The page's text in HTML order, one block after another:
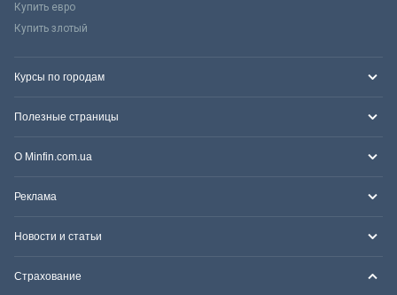
Купить евро
Купить злотый
Курсы по городам
Полезные страницы
О Minfin.com.ua
Реклама
Новости и статьи
Страхование